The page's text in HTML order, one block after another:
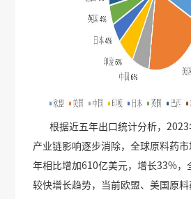
根据近五年出口统计分析，2023
产业链影响逐步消除，全球原料药
年相比增加610亿美元，增长33%，
较快增长趋势，当前欧盟、美国原